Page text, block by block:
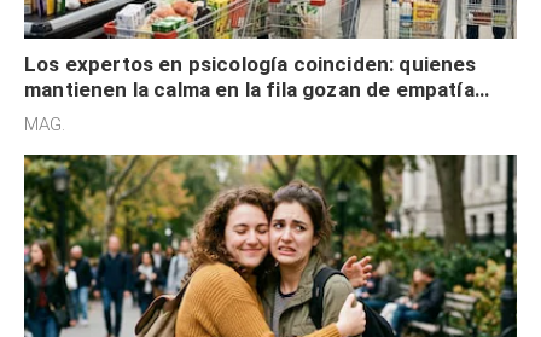
Los expertos en psicología coinciden: quienes
mantienen la calma en la fila gozan de empatía
cognitiva, gratitud y no solo tienen autocontrol
MAG.